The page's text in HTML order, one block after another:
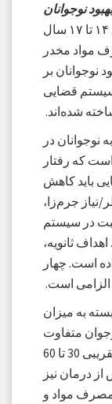
نوجوانان
نقاط قوت برای درمان نوجوانان بین ۱۴ تا ۱۷ سال
مخدر
نوجوانان بر
قضایی
شده‌اند.
نوجوانان در
که رفتار
باید کاهش
جرم‌زا،
در سیستم
ثانویه،
است. چهار
است.
به میزان
متفاوت
است؛ به طور متوسط ​​​​مدت زمان تقریبی 30 تا 60
درمان نیز
مواد و